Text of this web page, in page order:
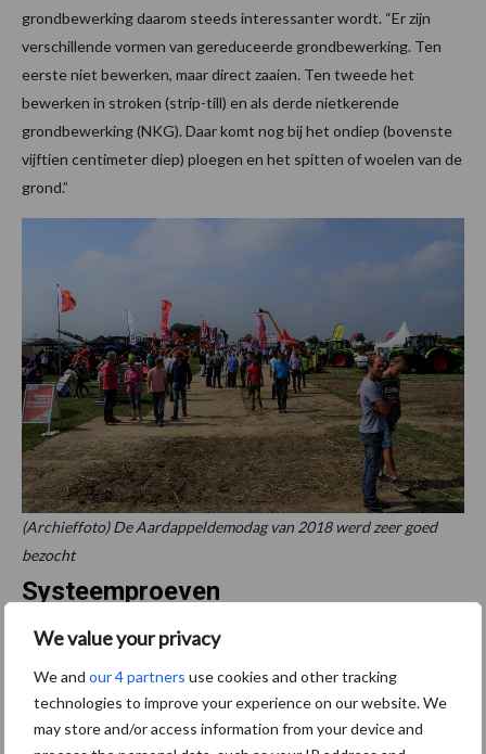
We value your privacy
We and our 4 partners use cookies and other tracking
technologies to improve your experience on our website. We
may store and/or access information from your device and
grondbewerking daarom steeds interessanter wordt. “Er zijn
verschillende vormen van gereduceerde grondbewerking. Ten
eerste niet bewerken, maar direct zaaien. Ten tweede het
bewerken in stroken (strip-till) en als derde nietkerende
grondbewerking (NKG). Daar komt nog bij het ondiep (bovenste
vijftien centimeter diep) ploegen en het spitten of woelen van de
grond.”
(Archieffoto) De Aardappeldemodag van 2018 werd zeer goed
bezocht
Systeemproeven
Om te kijken welke methode het beste werkt voor de
aardappelteelt zijn er enkele systeemproeven uitgevoerd door de
WUR. De Haan: “In Lelystad hebben we een basisproef
aangelegd op de klei, waarbij NKG – met en zonder woelen –